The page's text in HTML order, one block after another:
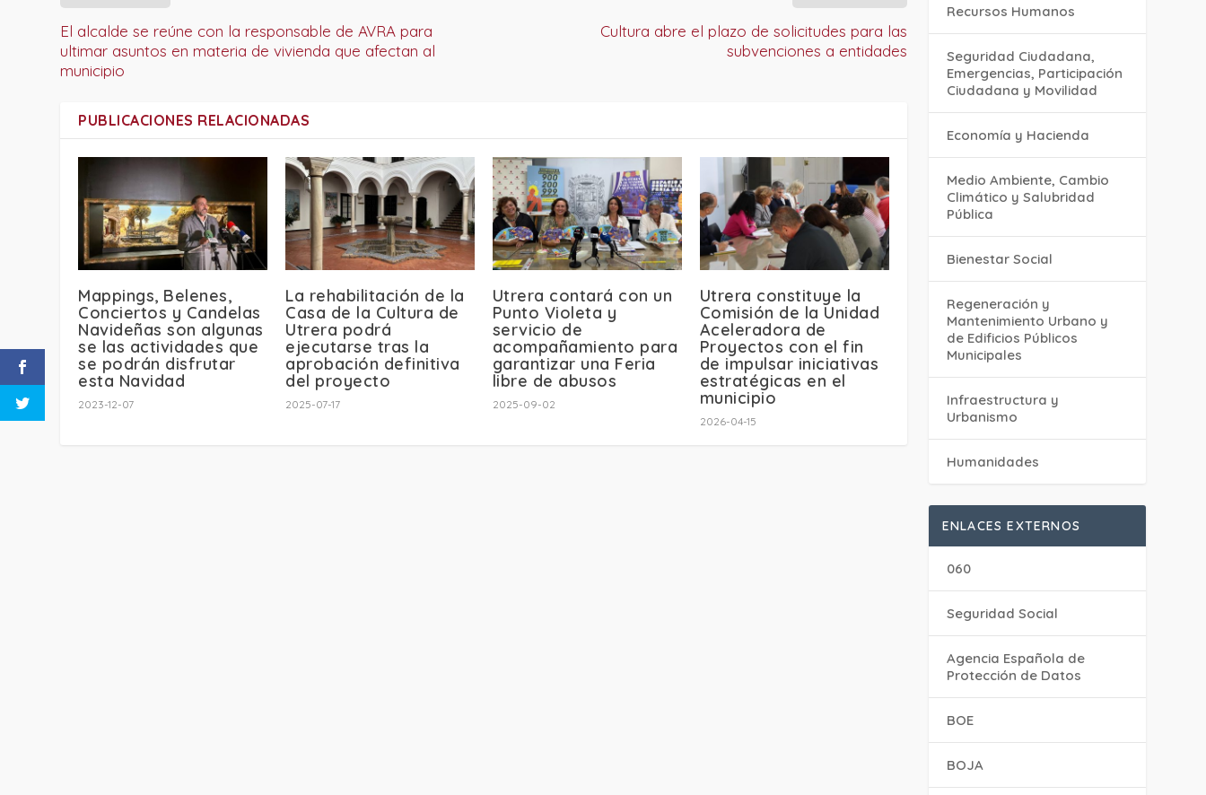
El alcalde se reúne con la responsable de AVRA para
ultimar asuntos en materia de vivienda que afectan al
municipio
Cultura abre el plazo de solicitudes para las
subvenciones a entidades
PUBLICACIONES RELACIONADAS
Mappings, Belenes,
Conciertos y Candelas
Navideñas son algunas
se las actividades que
se podrán disfrutar
esta Navidad
2023-12-07
La rehabilitación de la
Casa de la Cultura de
Utrera podrá
ejecutarse tras la
aprobación definitiva
del proyecto
2025-07-17
Utrera contará con un
Punto Violeta y
servicio de
acompañamiento para
garantizar una Feria
libre de abusos
2025-09-02
Utrera constituye la
Comisión de la Unidad
Aceleradora de
Proyectos con el fin
de impulsar iniciativas
estratégicas en el
municipio
2026-04-15
Recursos Humanos
Seguridad Ciudadana,
Emergencias, Participación
Ciudadana y Movilidad
Economía y Hacienda
Medio Ambiente, Cambio
Climático y Salubridad
Pública
Bienestar Social
Regeneración y
Mantenimiento Urbano y
de Edificios Públicos
Municipales
Infraestructura y
Urbanismo
Humanidades
ENLACES EXTERNOS
060
Seguridad Social
Agencia Española de
Protección de Datos
BOE
BOJA